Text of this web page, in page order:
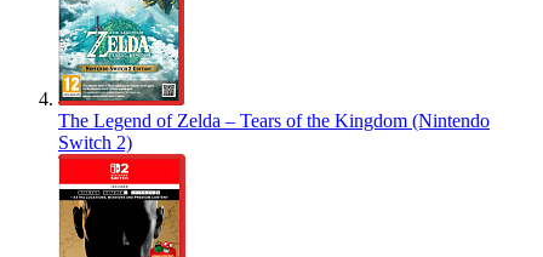
The Legend of Zelda – Tears of the Kingdom (Nintendo
Switch 2)